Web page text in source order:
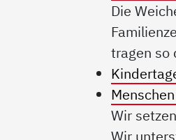
Die
tragen so
Wir
Wir